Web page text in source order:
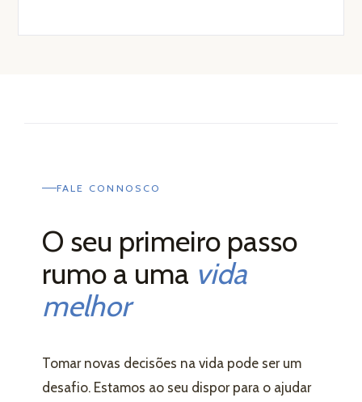
FALE CONNOSCO
O seu primeiro passo
rumo a uma vida
melhor
Tomar novas decisões na vida pode ser um
desafio. Estamos ao seu dispor para o ajudar